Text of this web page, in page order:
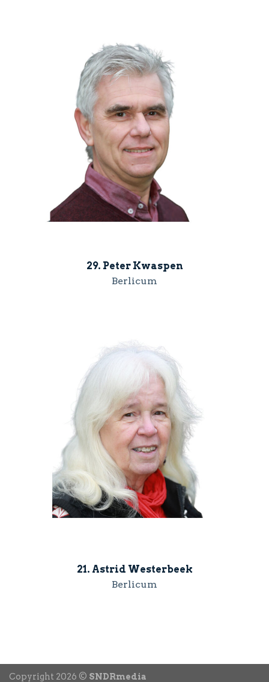
29. Peter Kwaspen
Berlicum
21. Astrid Westerbeek
Berlicum
Copyright 2026 © SNDRmedia